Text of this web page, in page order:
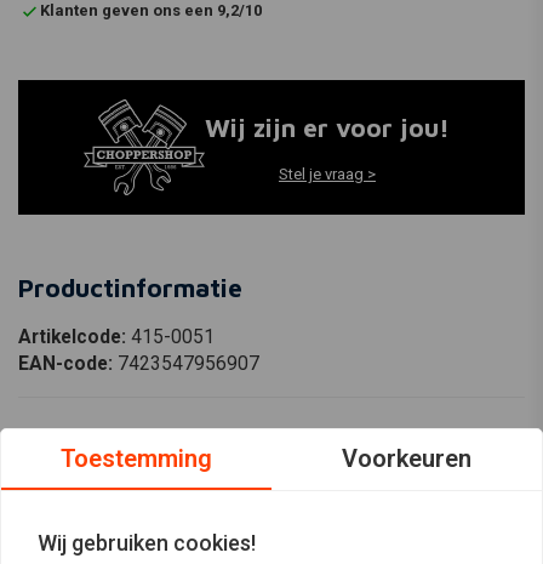
Klanten geven ons een 9,2/10
Wij zijn er voor jou!
Stel je vraag >
Productinformatie
Artikelcode: 415-0051
EAN-code: 7423547956907
Reviews
Toestemming Voorkeuren
Wij gebruiken cookies!